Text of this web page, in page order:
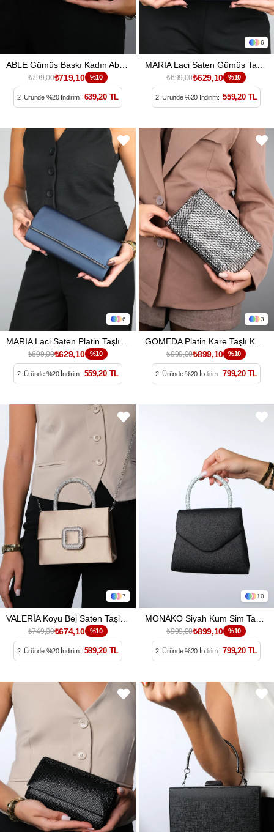
₺799,00₺719,10 %10
2. Üründe %20 İndirim: 639,20 TL
6
₺699,00₺629,10 %10
2. Üründe %20 İndirim: 559,20 TL
6
MARIA Laci Saten Platin Taşlı Kadın Abiye Çanta
₺699,00₺629,10 %10
2. Üründe %20 İndirim: 559,20 TL
3
GOMEDA Platin Kare Taşlı Kadın Abiye Çanta
₺999,00₺899,10 %10
2. Üründe %20 İndirim: 799,20 TL
7
₺749,00₺674,10 %10
2. Üründe %20 İndirim: 599,20 TL
10
₺999,00₺899,10 %10
2. Üründe %20 İndirim: 799,20 TL